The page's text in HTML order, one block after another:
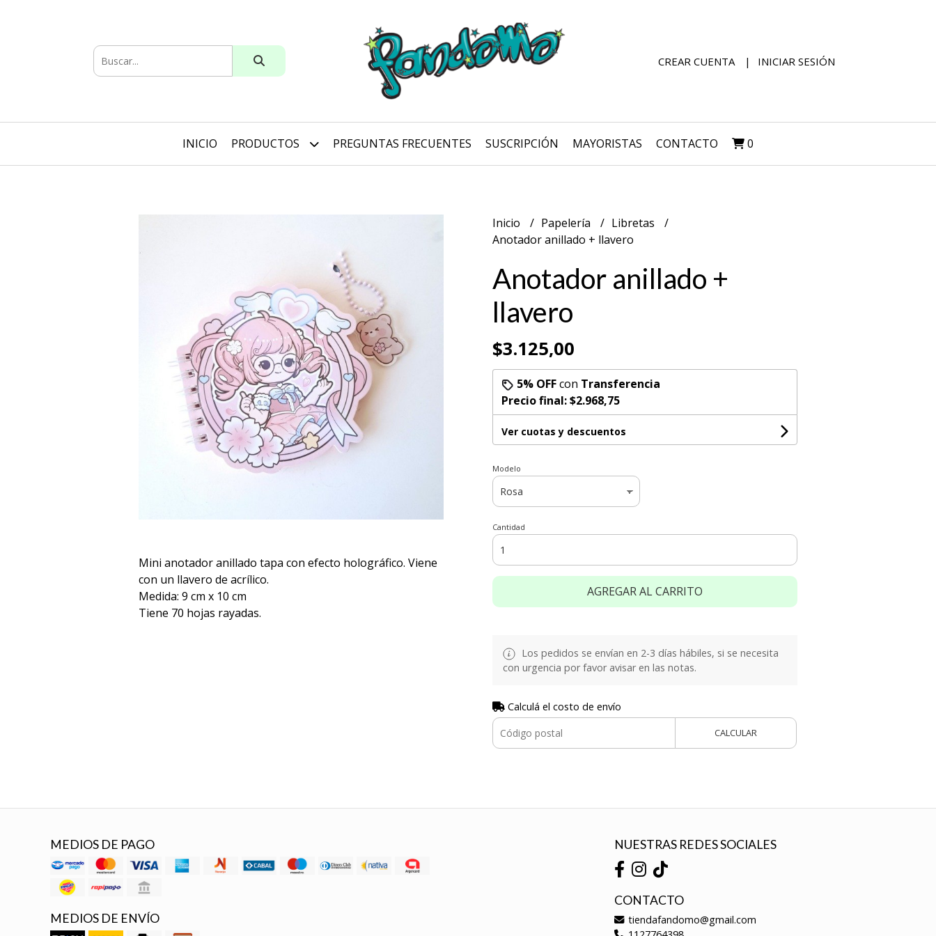
CREAR CUENTA INICIAR SESIÓN
INICIO PRODUCTOS PREGUNTAS FRECUENTES SUSCRIPCIÓN MAYORISTAS CONTACTO 0
Mini anotador anillado tapa con efecto holográfico. Viene
con un llavero de acrílico.
Medida: 9 cm x 10 cm
Tiene 70 hojas rayadas.
Inicio Papelería
Libretas
Anotador anillado + llavero
Anotador anillado +
llavero
$3.125,00
5% OFFcon Transferencia
Precio final:$2.968,75
Ver cuotas y descuentos
Modelo
Cantidad
AGREGAR AL CARRITO
Los pedidos se envían en 2-3 días hábiles, si se necesita
con urgencia por favor avisar en las notas.
Calculá el costo de envío
CALCULAR
MEDIOS DE PAGO
MEDIOS DE ENVÍO
NUESTRAS REDES SOCIALES
CONTACTO
tiendafandomo@gmail.com